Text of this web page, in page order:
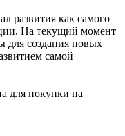
развития как самого
На текущий момент
для создания новых
самой
для покупки на